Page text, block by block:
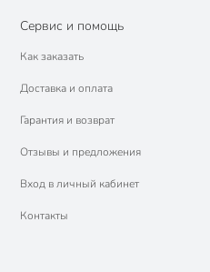
хлопковый
парафин
844-122
720 г
14 x 9 x 9 см
Сервис и помощь
Как заказать
Доставка и оплата
Гарантия и возврат
Отзывы и предложения
Вход в личный кабинет
Контакты